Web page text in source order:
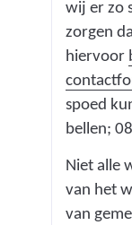
wij er zo
zorgen
hiervoor
spoed
bellen;
Niet alle
van het
van